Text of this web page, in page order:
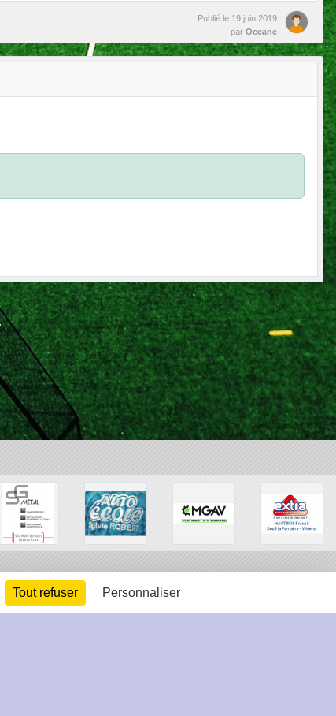
Publié le 19 juin 2019
par Oceane
Tout refuser Personnaliser